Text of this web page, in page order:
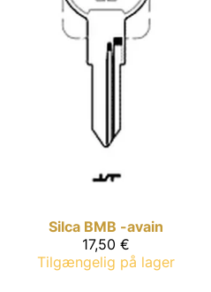
Silca BMB -avain
17,50 €
Tilgængelig på lager